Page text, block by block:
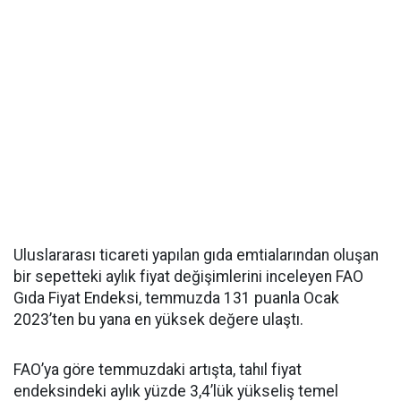
Uluslararası ticareti yapılan gıda emtialarından oluşan
bir sepetteki aylık fiyat değişimlerini inceleyen FAO
Gıda Fiyat Endeksi, temmuzda 131 puanla Ocak
2023’ten bu yana en yüksek değere ulaştı.
FAO’ya göre temmuzdaki artışta, tahıl fiyat
endeksindeki aylık yüzde 3,4’lük yükseliş temel